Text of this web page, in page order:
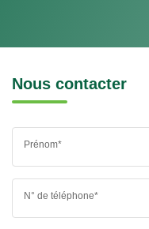
Nous contacter
Prénom*
N° de téléphone*